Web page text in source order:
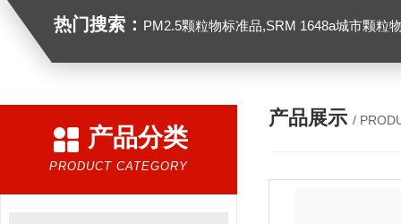
热门搜索： PM2.5颗粒物标准品,SRM 1648a城市颗粒物,SRM 1649B
产品分类
PRODUCT CATEGORY
产品展示 /